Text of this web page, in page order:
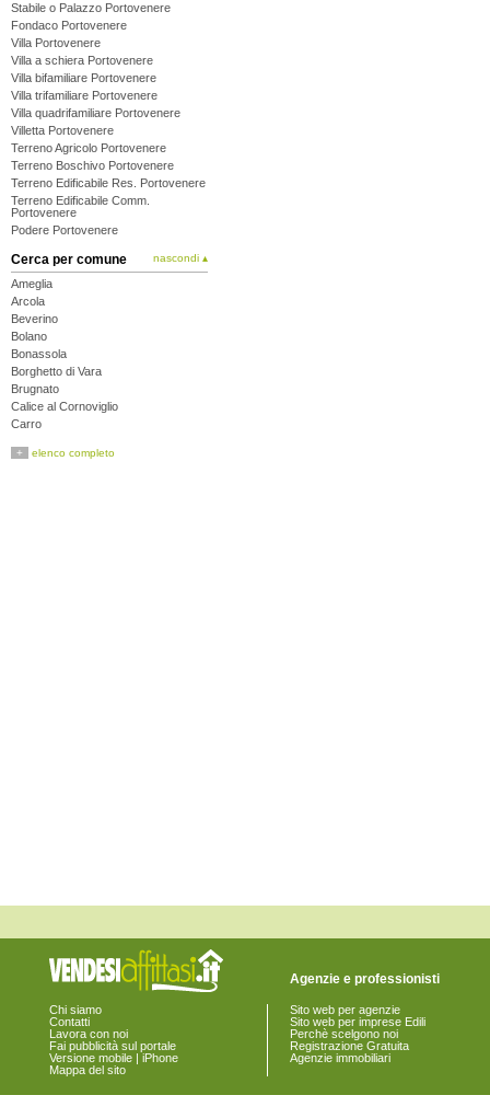
Stabile o Palazzo Portovenere
Fondaco Portovenere
Villa Portovenere
Villa a schiera Portovenere
Villa bifamiliare Portovenere
Villa trifamiliare Portovenere
Villa quadrifamiliare Portovenere
Villetta Portovenere
Terreno Agricolo Portovenere
Terreno Boschivo Portovenere
Terreno Edificabile Res. Portovenere
Terreno Edificabile Comm.
Portovenere
Podere Portovenere
Cerca per comune nascondi ▴
Ameglia
Arcola
Beverino
Bolano
Bonassola
Borghetto di Vara
Brugnato
Calice al Cornoviglio
Carro
Castelnuovo Magra
+ elenco completo
Chi siamo
Contatti
Lavora con noi
Fai pubblicità sul portale
Versione mobile | iPhone
Mappa del sito
Agenzie e professionisti
Sito web per agenzie
Sito web per imprese Edili
Perchè scelgono noi
Registrazione Gratuita
Agenzie immobiliari